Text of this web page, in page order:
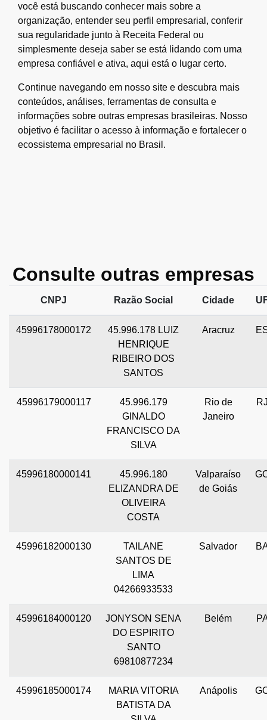
você está buscando conhecer mais sobre a
organização, entender seu perfil empresarial, conferir
sua regularidade junto à Receita Federal ou
simplesmente deseja saber se está lidando com uma
empresa confiável e ativa, aqui está o lugar certo.
Continue navegando em nosso site e descubra mais
conteúdos, análises, ferramentas de consulta e
informações sobre outras empresas brasileiras. Nosso
objetivo é facilitar o acesso à informação e fortalecer o
ecossistema empresarial no Brasil.
Consulte outras empresas
CNPJ Razão Social Cidade
45996178000172
45.996.178 LUIZ
HENRIQUE
RIBEIRO DOS
SANTOS
Aracruz
45996179000117
45.996.179
GINALDO
FRANCISCO DA
SILVA
Rio de
Janeiro
45996180000141
45.996.180
ELIZANDRA DE
OLIVEIRA
COSTA
Valparaíso
de Goiás
45996182000130
TAILANE
SANTOS DE
LIMA
04266933533
Salvador
45996184000120
JONYSON SENA
DO ESPIRITO
SANTO
69810877234
Belém
45996185000174
MARIA VITORIA
BATISTA DA
Anápolis